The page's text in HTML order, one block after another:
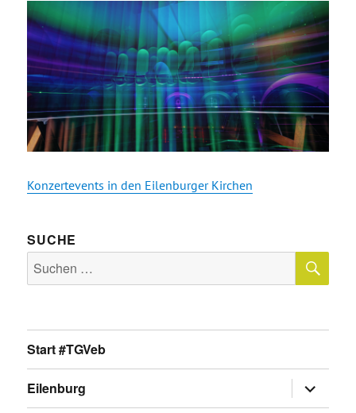
Konzertevents in den Eilenburger Kirchen
SUCHE
Suche
nach:
Start #TGVeb
Eilenburg anzeigen